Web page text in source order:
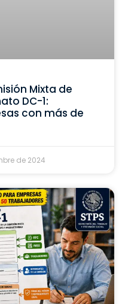
Mixta de
DC-1:
con más de
de 2024